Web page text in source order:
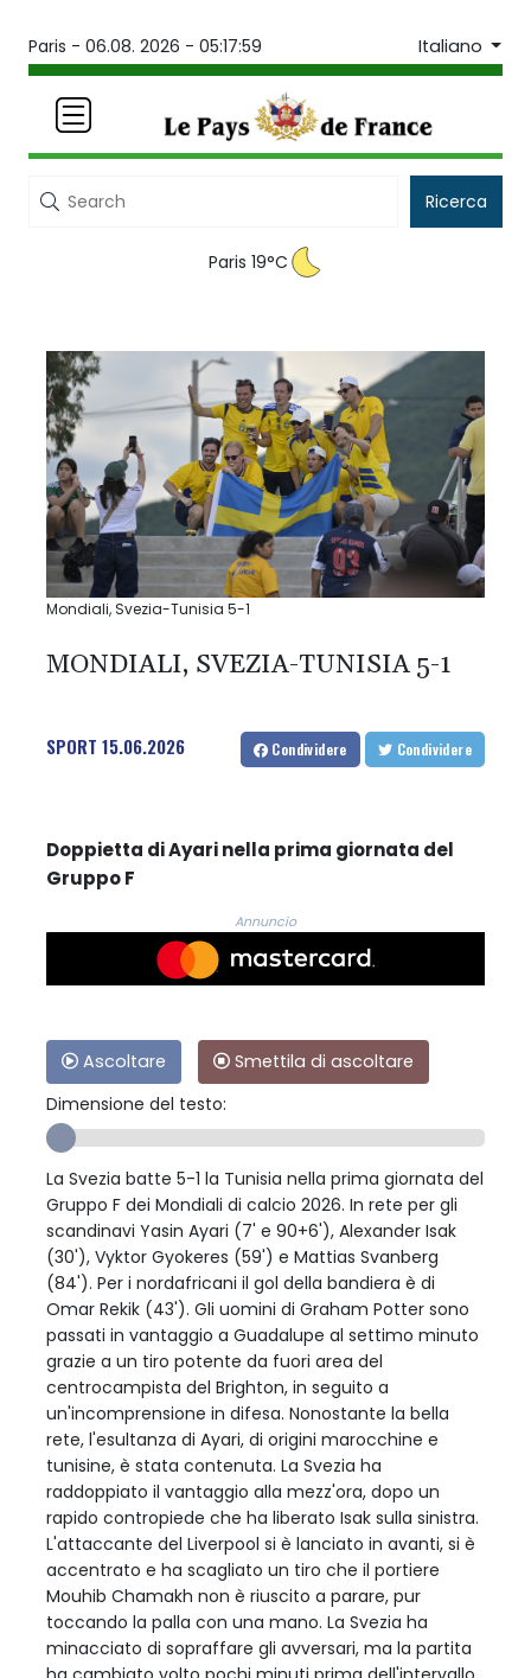
Paris - 06.08. 2026 - 05:17:59 Italiano
Ricerca
Paris 19°C
Mondiali, Svezia-Tunisia 5-1
MONDIALI, SVEZIA-TUNISIA 5-1
SPORT 15.06.2026 Condividere Condividere
Doppietta di Ayari nella prima giornata del
Gruppo F
Annuncio
Ascoltare
Smettila di ascoltare
Dimensione del testo:
La Svezia batte 5-1 la Tunisia nella prima giornata del
Gruppo F dei Mondiali di calcio 2026. In rete per gli
scandinavi Yasin Ayari (7' e 90+6'), Alexander Isak
(30'), Vyktor Gyokeres (59') e Mattias Svanberg
(84'). Per i nordafricani il gol della bandiera è di
Omar Rekik (43'). Gli uomini di Graham Potter sono
passati in vantaggio a Guadalupe al settimo minuto
grazie a un tiro potente da fuori area del
centrocampista del Brighton, in seguito a
un'incomprensione in difesa. Nonostante la bella
rete, l'esultanza di Ayari, di origini marocchine e
tunisine, è stata contenuta. La Svezia ha
raddoppiato il vantaggio alla mezz'ora, dopo un
rapido contropiede che ha liberato Isak sulla sinistra.
L'attaccante del Liverpool si è lanciato in avanti, si è
accentrato e ha scagliato un tiro che il portiere
Mouhib Chamakh non è riuscito a parare, pur
toccando la palla con una mano. La Svezia ha
minacciato di sopraffare gli avversari, ma la partita